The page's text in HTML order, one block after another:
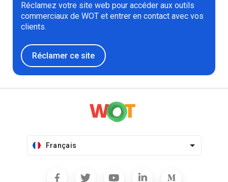
Réclamez votre site web pour accéder aux outils
commerciaux de WOT et entrer en contact avec vos
clients.
Réclamer ce site
Français